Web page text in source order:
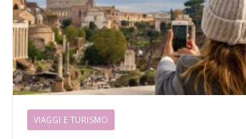
VIAGGI E TURISMO